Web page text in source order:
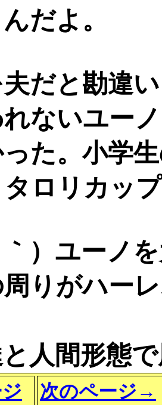
だよ。
だと勘違
ないユー
た。小学
ロリカッ
｀）ユーノ
りがハー
人間形態
次のページ→